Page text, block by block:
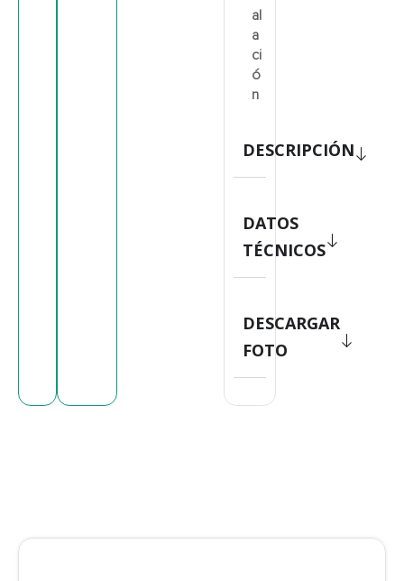
al
a
ci
ó
n
DESCRIPCIÓN
DATOS
TÉCNICOS
DESCARGAR
FOTO